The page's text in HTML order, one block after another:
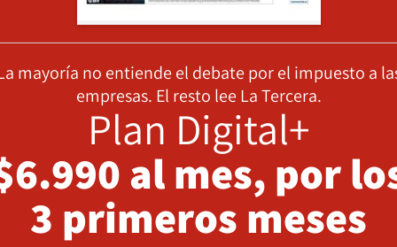
mayoría no entiende el debate por el impuesto a
empresas. El resto lee La Tercera.
Plan Digital+
al mes, por
3 primeros meses